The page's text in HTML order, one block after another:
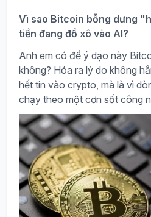
Vì sao Bitcoin bỗng dưng
tiền đang đổ xô vào AI?
Anh em có để ý dạo này
không? Hóa ra lý do không
hết tin vào crypto, mà là vì
chạy theo một cơn sốt công